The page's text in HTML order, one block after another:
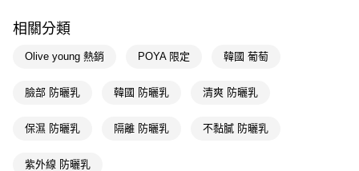
【「AFTEE先享後付」結帳流程】
結帳頁面，進行簡訊認證並確認金額後，即可完成結帳。
３．收到繳費通知簡訊後14天內，點擊此簡訊中的連結，可透過四大超商／
購買商品的店家。未經商家同意取消之訂單仍視為有效，需透過AFTEE先享
※ 交易是否成功請以「AFTEE先享後付 」之結帳頁面顯示為準，若有關於
每筆NT$65，滿NT$390(含以上)免運費
付款後全家取貨
每筆NT$65，滿NT$490(含以上)免運費
付款後萊爾富取貨
相關分類
Olive young 熱銷 POYA 限定 韓國 葡萄
臉部 防曬乳 韓國 防曬乳 清爽 防曬乳
保濕 防曬乳 隔離 防曬乳 不黏膩 防曬乳
紫外線 防曬乳